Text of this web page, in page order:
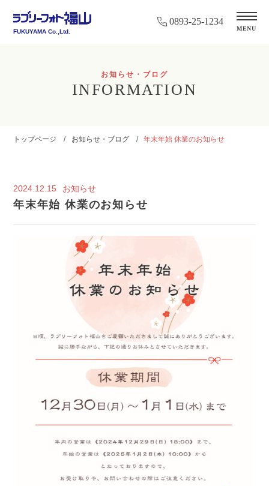
FUKUYAMA Co.,Ltd.
0893-25-1234
MENU
お知らせ・ブログ
INFORMATION
トップページ お知らせ・ブログ 年末年始 休業のお知らせ
2024.12.15 お知らせ
年末年始 休業のお知らせ